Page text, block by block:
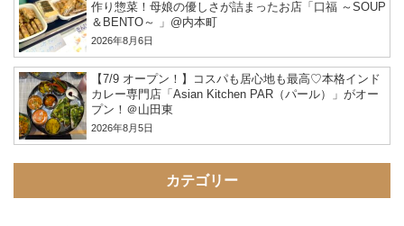
作り惣菜！母娘の優しさが詰まったお店「口福 ～SOUP
＆BENTO～ 」@内本町
2026年8月6日
【7/9 オープン！】コスパも居心地も最高♡本格インド
カレー専門店「Asian Kitchen PAR（パール）」がオー
プン！＠山田東
2026年8月5日
カテゴリー